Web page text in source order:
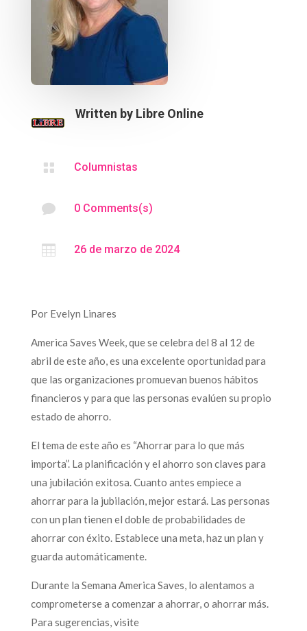
Written by Libre Online
 Columnistas
 0 Comments(s)
 26 de marzo de 2024
Por Evelyn Linares
America Saves Week, que se celebra del 8 al 12 de
abril de este año, es una excelente oportunidad para
que las organizaciones promuevan buenos hábitos
financieros y para que las personas evalúen su propio
estado de ahorro.
El tema de este año es “Ahorrar para lo que más
importa”. La planificación y el ahorro son claves para
una jubilación exitosa. Cuanto antes empiece a
ahorrar para la jubilación, mejor estará. Las personas
con un plan tienen el doble de probabilidades de
ahorrar con éxito. Establece una meta, haz un plan y
guarda automáticamente.
Durante la Semana America Saves, lo alentamos a
comprometerse a comenzar a ahorrar, o ahorrar más.
Para sugerencias, visite